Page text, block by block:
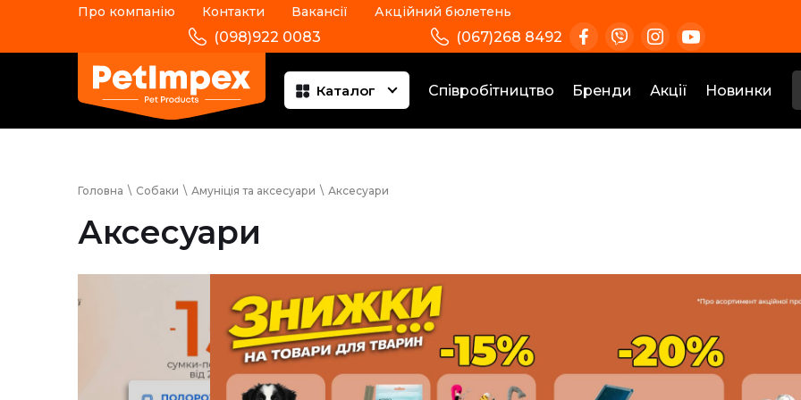
Про компанію Контакти Вакансії Акційний бюлетень
(098)922 0083 (067)268 8492
Каталог Співробітництво Бренди Акції Новинки
Головна \ Собаки \ Амуніція та аксесуари \ Аксесуари
Аксесуари